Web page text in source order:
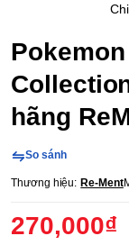
hãng
So sánh
Thương hiệu: Re-Ment
270,000₫